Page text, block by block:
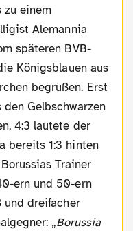
Alemannia
späteren BVB-
Königsblauen aus
begrüßen. Erst
Gelbschwarzen
4:3 lautete der
bereits 1:3 hinten
Trainer
ern und 50-ern
und dreifacher
„Borussia